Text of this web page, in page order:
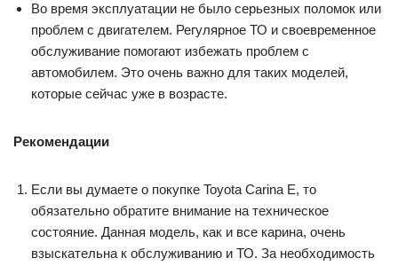
Во время эксплуатации не было серьезных поломок или
проблем с двигателем. Регулярное ТО и своевременное
обслуживание помогают избежать проблем с
автомобилем. Это очень важно для таких моделей,
которые сейчас уже в возрасте.
Рекомендации
Если вы думаете о покупке Toyota Carina E, то
обязательно обратите внимание на техническое
состояние. Данная модель, как и все карина, очень
взыскательна к обслуживанию и ТО. За необходимость